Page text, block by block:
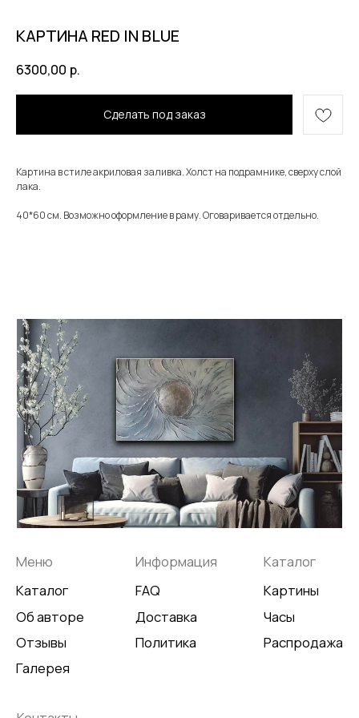
КАРТИНА RED IN BLUE
6300,00 р.
Сделать под заказ
Картина в стиле акриловая заливка. Холст на подрамнике, сверху слой
лака.
40*60 см. Возможно оформление в раму. Оговаривается отдельно.
Каталог
Об авторе
Отзывы
Галерея
FAQ
Политика
Картины
Распродажа
Не является публичной офертой
Разработка сайта
Контакты
+7 905 741 25 87
olya2104@mail.ru
*Meta Platforms Inc. Запрещено
на территории России